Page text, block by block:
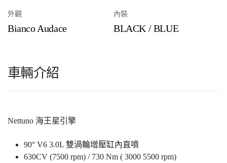
外觀
Bianco Audace
內裝
BLACK / BLUE
車輛介紹
Nettuno 海王星引擎
90° V6 3.0L 雙渦輪增壓缸內直噴
630CV (7500 rpm) / 730 Nm ( 3000 5500 rpm)